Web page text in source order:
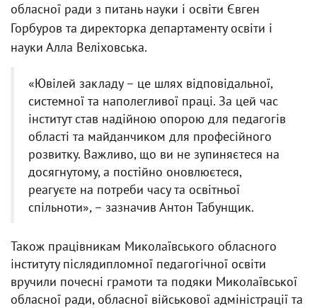
обласної ради з питань науки і освіти Євген
Горбуров та директорка департаменту освіти і
науки Алла Веліховська.
«Ювілей закладу – це шлях відповідальної,
системної та наполегливої праці. За цей час
інститут став надійною опорою для педагогів
області та майданчиком для професійного
розвитку. Важливо, що ви не зупиняєтеся на
досягнутому, а постійно оновлюєтеся,
реагуєте на потреби часу та освітньої
спільноти», – зазначив Антон Табунщик.
Також працівникам Миколаївського обласного
інституту післядипломної педагогічної освіти
вручили почесні грамоти та подяки Миколаївської
обласної ради, обласної військової адміністрації та